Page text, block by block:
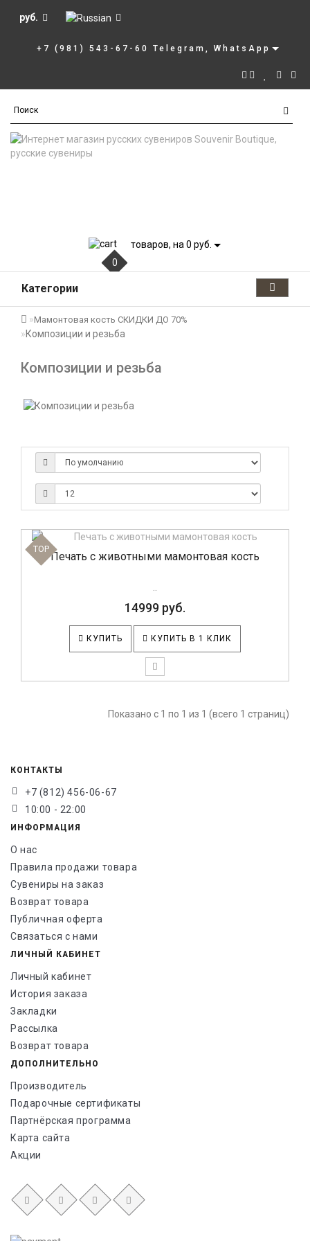
руб.
+7 (981) 543-67-60 Telegram, WhatsApp
0
товаров, на 0 руб.
Категории
Мамонтовая кость СКИДКИ ДО 70%
Композиции и резьба
Композиции и резьба
TOP
Печать с животными мамонтовая кость
..
14999 руб.
КУПИТЬ КУПИТЬ В 1 КЛИК
Показано с 1 по 1 из 1 (всего 1 страниц)
КОНТАКТЫ
+7 (812) 456-06-67
10:00 - 22:00
ИНФОРМАЦИЯ
О нас
Правила продажи товара
Сувениры на заказ
Возврат товара
Публичная оферта
Связаться с нами
ЛИЧНЫЙ КАБИНЕТ
Личный кабинет
История заказа
Закладки
Рассылка
Возврат товара
ДОПОЛНИТЕЛЬНО
Производитель
Подарочные сертификаты
Партнёрская программа
Карта сайта
Акции